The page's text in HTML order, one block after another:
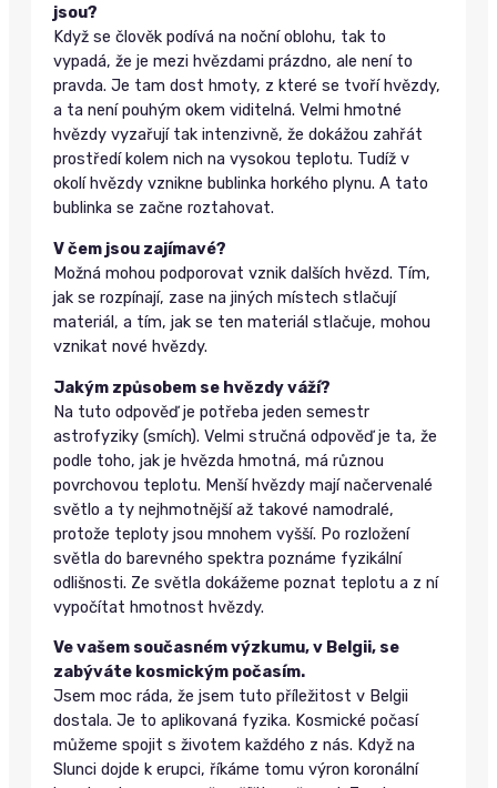
jsou?
Když se člověk podívá na noční oblohu, tak to
vypadá, že je mezi hvězdami prázdno, ale není to
pravda. Je tam dost hmoty, z které se tvoří hvězdy,
a ta není pouhým okem viditelná. Velmi hmotné
hvězdy vyzařují tak intenzivně, že dokážou zahřát
prostředí kolem nich na vysokou teplotu. Tudíž v
okolí hvězdy vznikne bublinka horkého plynu. A tato
bublinka se začne roztahovat.
V čem jsou zajímavé?
Možná mohou podporovat vznik dalších hvězd. Tím,
jak se rozpínají, zase na jiných místech stlačují
materiál, a tím, jak se ten materiál stlačuje, mohou
vznikat nové hvězdy.
Jakým způsobem se hvězdy váží?
Na tuto odpověď je potřeba jeden semestr
astrofyziky (smích). Velmi stručná odpověď je ta, že
podle toho, jak je hvězda hmotná, má různou
povrchovou teplotu. Menší hvězdy mají načervenalé
světlo a ty nejhmotnější až takové namodralé,
protože teploty jsou mnohem vyšší. Po rozložení
světla do barevného spektra poznáme fyzikální
odlišnosti. Ze světla dokážeme poznat teplotu a z ní
vypočítat hmotnost hvězdy.
Ve vašem současném výzkumu, v Belgii, se
zabýváte kosmickým počasím.
Jsem moc ráda, že jsem tuto příležitost v Belgii
dostala. Je to aplikovaná fyzika. Kosmické počasí
můžeme spojit s životem každého z nás. Když na
Slunci dojde k erupci, říkáme tomu výron koronální